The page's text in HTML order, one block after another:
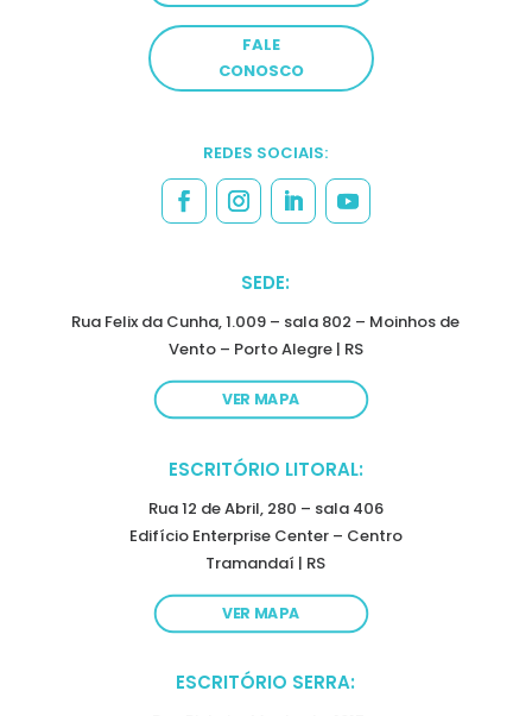
FALE
CONOSCO
REDES SOCIAIS:
SEDE:
Rua Felix da Cunha, 1.009 – sala 802 – Moinhos de
Vento – Porto Alegre | RS
VER MAPA
ESCRITÓRIO LITORAL:
Rua 12 de Abril, 280 – sala 406
Edifício Enterprise Center – Centro
Tramandaí | RS
VER MAPA
ESCRITÓRIO SERRA: